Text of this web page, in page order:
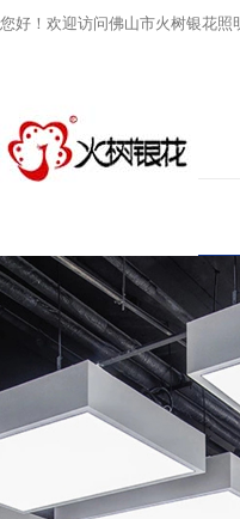
您好！欢迎访问佛山市火树银花照